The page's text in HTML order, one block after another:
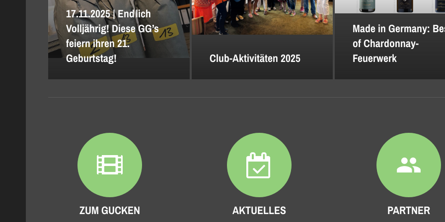
17.11.2025 | Endlich
Volljährig! Diese GG’s
feiern ihren 21.
Geburtstag!
Club-Aktivitäten 2025
Made in Germany:
of Chardonnay-
Feuerwerk
ZUM GUCKEN AKTUELLES
people
PARTNER